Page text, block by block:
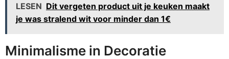
LESEN Dit vergeten product uit je keuken maakt
je was stralend wit voor minder dan 1€
Minimalisme in Decoratie